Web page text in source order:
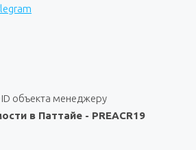
объекта менеджеру
в Паттайе - PREACR19